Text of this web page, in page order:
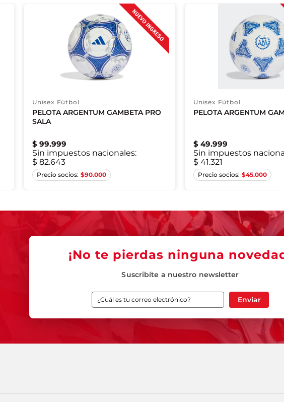
Unisex Fútbol
PELOTA ARGENTUM GAMBETA PRO
SALA
$ 99.999
Sin impuestos nacionales:
$ 82.643
$90.000
Unisex Fútbol
PELOTA ARGENTUM
$ 49.999
Sin impuestos
$ 41.321
$45.000
¡No te pierdas ninguna
Suscribíte a nuestro newsletter
Enviar